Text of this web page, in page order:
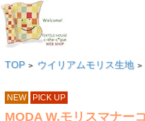
TOP > ウイリアムモリス生地 >
NEW PICK UP
MODA W.モリスマナ